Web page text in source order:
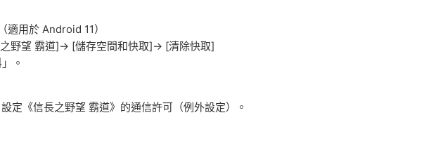
用於 Android 11）
野望 霸道]→ [儲存空間和快取]→ [清除快取]
。
定《信長之野望 霸道》的通信許可（例外設定）。